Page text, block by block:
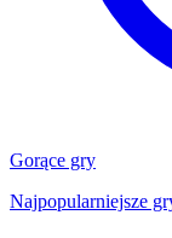
Gorące gry
Najpopularniejsze